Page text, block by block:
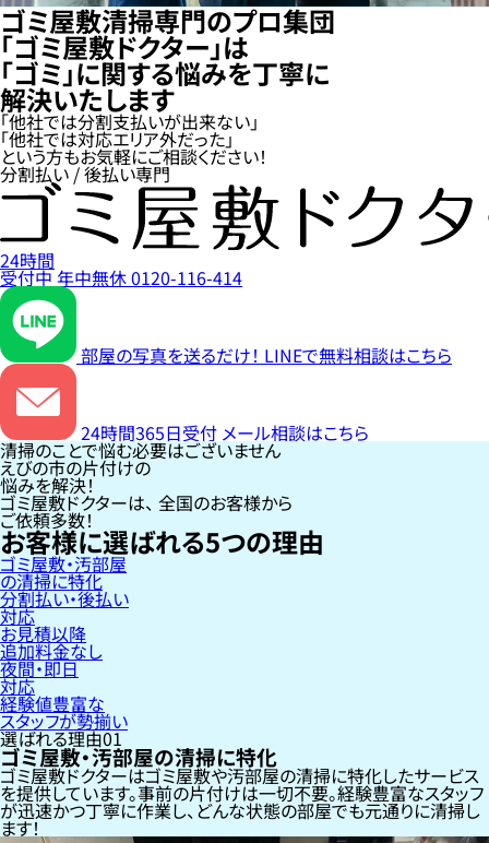
ゴミ屋敷清掃専門のプロ集団
「ゴミ屋敷ドクター」は
「ゴミ」に関する悩みを丁寧に
解決いたします
「他社では分割支払いが出来ない」
「他社では対応エリア外だった」
という方もお気軽にご相談ください！
分割払い / 後払い専門
24時間
受付中年中無休0120-116-414
部屋の写真を送るだけ！ LINEで無料相談はこちら
24時間365日受付 メール相談はこちら
清掃のことで悩む必要はございません
えびの市の片付けの
悩みを解決！
ゴミ屋敷ドクターは、 全国のお客様から
ご依頼多数！
お客様に選ばれる5つの理由
ゴミ屋敷・汚部屋
の清掃に特化
分割払い・後払い
対応
お見積以降
追加料金なし
夜間・即日
対応
経験値豊富な
スタッフが勢揃い
選ばれる理由01
ゴミ屋敷・汚部屋の清掃に特化
ゴミ屋敷ドクターはゴミ屋敷や汚部屋の清掃に特化したサービス
を提供しています。事前の片付けは一切不要。経験豊富なスタッフ
が迅速かつ丁寧に作業し、どんな状態の部屋でも元通りに清掃し
ます！